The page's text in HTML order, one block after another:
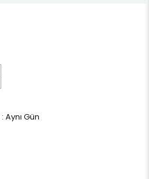
: Aynı Gün